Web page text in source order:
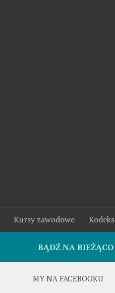
Kursy zawodowe Kodeks
BĄDŹ NA BIEŻĄCO
MY NA FACEBOOKU